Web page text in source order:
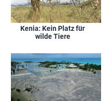
Kenia: Kein Platz für
wilde Tiere